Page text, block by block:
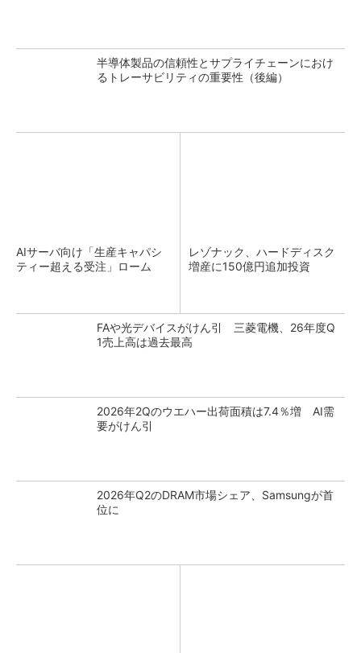
半導体製品の信頼性とサプライチェーンにおけ
るトレーサビリティの重要性（後編）
AIサーバ向け「生産キャパシ
ティー超える受注」ローム
レゾナック、ハードディスク
増産に150億円追加投資
FAや光デバイスがけん引 三菱電機、26年度Q
1売上高は過去最高
2026年2Qのウエハー出荷面積は7.4％増 AI需
要がけん引
2026年Q2のDRAM市場シェア、Samsungが首
位に